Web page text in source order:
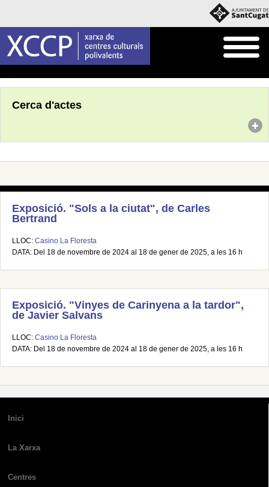
Cerca d'actes
Exposició. "Sols a la ciutat", de Carles
Bertrand
LLOC: Casino La Floresta
DATA: Del 18 de novembre de 2024 al 18 de gener de 2025, a les 16 h
Exposició. "Vinyes de Carinyena a la tardor",
de Javier Salvans
LLOC: Casino La Floresta
DATA: Del 18 de novembre de 2024 al 18 de gener de 2025, a les 16 h
Inici
La Xarxa
Centres